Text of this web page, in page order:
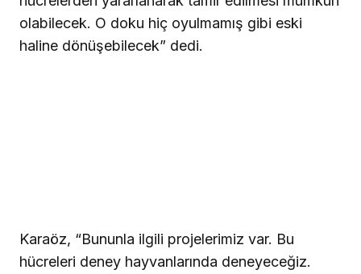
olabilecek. O doku hiç oyulmamış gibi eski
haline dönüşebilecek” dedi.
Karaöz, “Bununla ilgili projelerimiz var. Bu
hücreleri deney hayvanlarında deneyeceğiz.